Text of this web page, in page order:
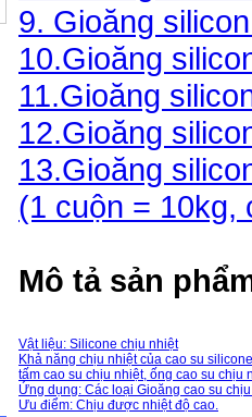
9. Gioăng
10.Gioăng
11.Gioăng
12.Gioăng
13.Gioăng
(1 cuộn = 10kg,
Mô tả sản
Vật liệu: Silicone chịu nhiệt
Khả năng chịu nhiệt của cao su
tấm cao su chịu nhiệt, ống cao su
Ứng dụng: Các loại Gioăng cao su
Ưu điểm: Chịu được nhiệt độ cao.